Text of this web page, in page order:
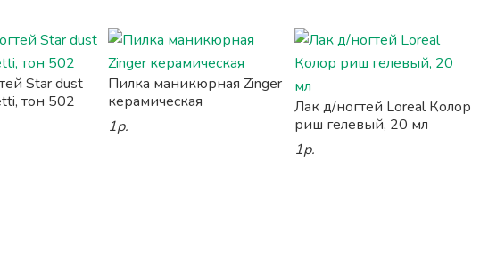
Star dust
тон 502
Пилка маникюрная Zinger
керамическая
1р.
Лак д/ногтей Loreal Колор
риш гелевый, 20 мл
1р.